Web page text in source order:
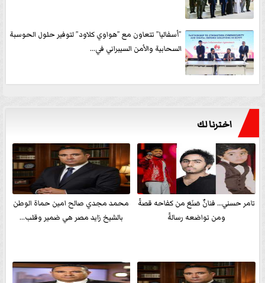
”أسفاليا” تتعاون مع ”هواوي كلاود” لتوفير حلول الحوسبة
السحابية والأمن السيبراني في...
اخترنا لك
تامر حسني… فنانٌ صَنَعَ من كفاحه قصةً
ومن تواضعه رسالةً
محمد مجدي صالح امين حماة الوطن
بالشيخ زايد مصر هي ضمير وقلب...